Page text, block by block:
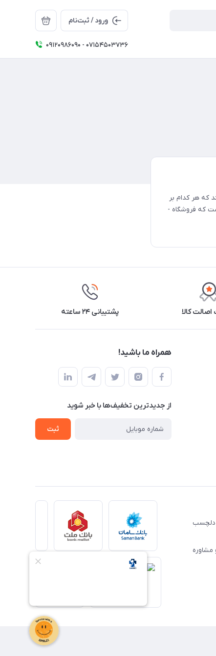
ورود / ثبت‌نام
09120986090 - 07154503736
که هر کدام بر
که فروشگاه -
کالا پشتیبانی ۲۴ ساعته
همراه ما باشید!
از جدید‌ترین تخفیف‌ها با‌ خبر شوید
ثبت
دلچسب